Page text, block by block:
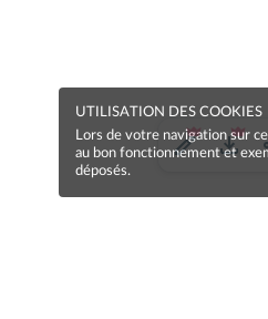
UTILISATION DES COOKIES
Lors de votre navigation sur
au bon fonctionnement et
déposés.